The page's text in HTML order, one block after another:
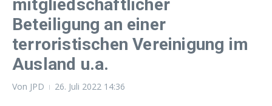
mitgliedschaftlicher
Beteiligung an einer
terroristischen Vereinigung im
Ausland u.a.
Von JPD 26. Juli 2022 14:36